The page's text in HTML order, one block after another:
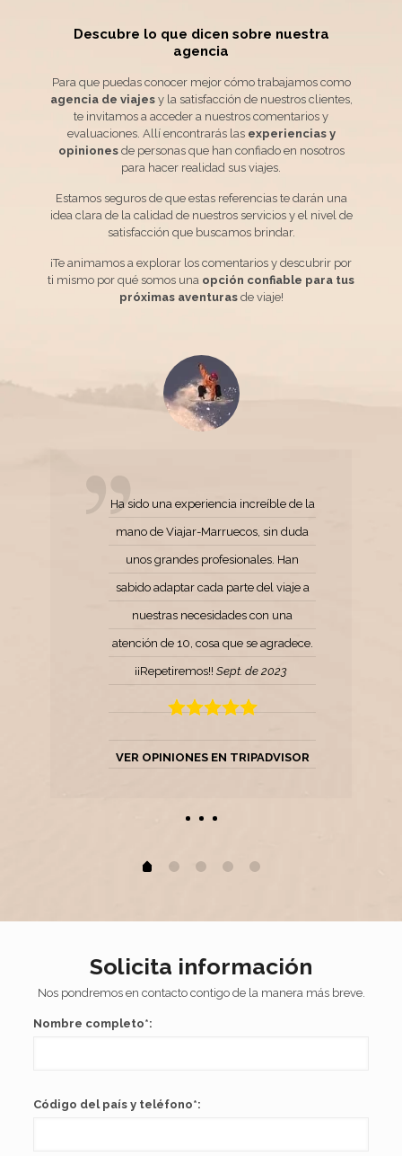
Descubre lo que dicen sobre nuestra
agencia
Para que puedas conocer mejor cómo trabajamos como
agencia de viajesy la satisfacción de nuestros clientes,
te invitamos a acceder a nuestros comentarios y
evaluaciones. Allí encontrarás las experiencias y
opinionesde personas que han confiado en nosotros
para hacer realidad sus viajes.
Estamos seguros de que estas referencias te darán una
idea clara de la calidad de nuestros servicios y el nivel de
satisfacción que buscamos brindar.
¡Te animamos a explorar los comentarios y descubrir por
ti mismo por qué somos una opción confiable para tus
próximas aventurasde viaje!
Ha sido una experiencia increíble de la
mano de Viajar-Marruecos, sin duda
unos grandes profesionales. Han
sabido adaptar cada parte del viaje a
nuestras necesidades con una
atención de 10, cosa que se agradece.
¡¡Repetiremos!! Sept. de 2023
VER OPINIONES EN TRIPADVISOR
Solicita información
Nos pondremos en contacto contigo de la manera más breve.
Nombre completo*:
Código del país y teléfono*: